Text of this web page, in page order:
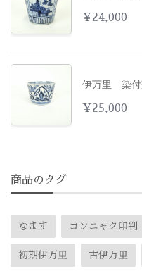
¥ 24,000
伊万里 染付
¥ 25,000
商品のタグ
なます コンニャク印判
初期伊万里 古伊万里